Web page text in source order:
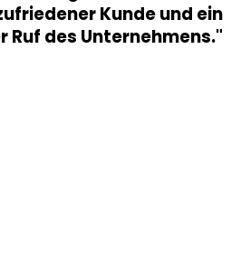
Kunde und ein
Ruf des Unternehmens."